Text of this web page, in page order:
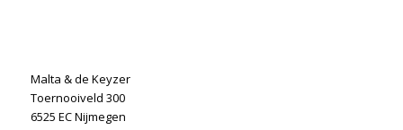
Malta & de Keyzer
Toernooiveld 300
6525 EC Nijmegen